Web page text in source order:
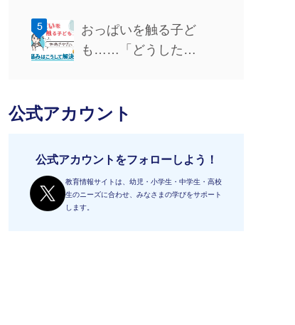
おっぱいを触る子ど
も……「どうした…
公式アカウント
公式アカウントをフォローしよう！
教育情報サイトは、幼児・小学生・中学生・高校
生のニーズに合わせ、みなさまの学びをサポート
します。